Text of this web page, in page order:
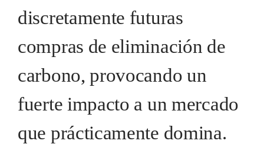
discretamente futuras
compras de eliminación de
carbono, provocando un
fuerte impacto a un mercado
que prácticamente domina.